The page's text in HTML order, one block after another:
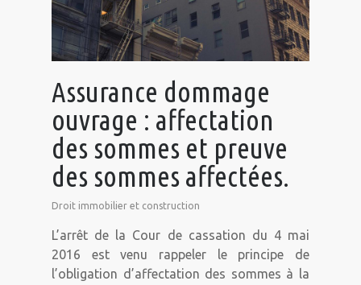
Assurance dommage
ouvrage : affectation
des sommes et preuve
des sommes affectées.
Droit immobilier et construction
L’arrêt de la Cour de cassation du 4 mai
2016 est venu rappeler le principe de
l’obligation d’affectation des sommes à la